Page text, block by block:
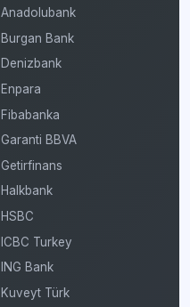
Anadolubank
Burgan Bank
Denizbank
Enpara
Fibabanka
Garanti BBVA
Getirfinans
Halkbank
HSBC
ICBC Turkey
ING Bank
Kuveyt Türk